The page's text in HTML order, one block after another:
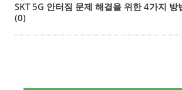
SKT 5G 안터짐 문제 해결을 위한 4가지 방
(0)